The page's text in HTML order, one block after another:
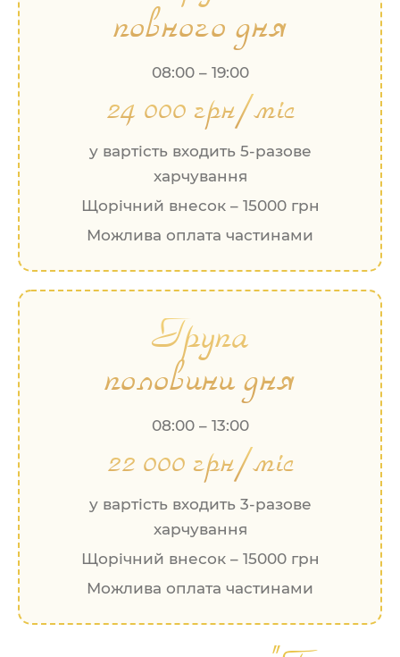
повного дня
08:00 – 19:00
24 000 грн/міс
у вартість входить 5-разове
харчування
Щорічний внесок – 15000 грн
Можлива оплата частинами
Група
половини дня
08:00 – 13:00
22 000 грн/міс
у вартість входить 3-разове
харчування
Щорічний внесок – 15000 грн
Можлива оплата частинами